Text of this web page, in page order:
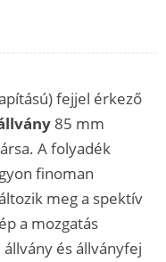
fejjel érkező
85 mm
A folyadék
finoman
meg a spektív
a mozgatás
és állványfej